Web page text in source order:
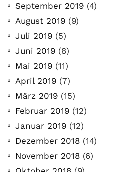
September 2019 (4)
August 2019 (9)
Juli 2019 (5)
Juni 2019 (8)
Mai 2019 (11)
April 2019 (7)
März 2019 (15)
Februar 2019 (12)
Januar 2019 (12)
Dezember 2018 (14)
November 2018 (6)